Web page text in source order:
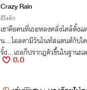
Crazy Rain
อีโรติก
เขาคือคนที่เธอหลงคลั่งไคล้ตั้ง
น...ไอลดามีวันไนท์สแตนด์กับใ
รั้ง...เธอก็ปรากฎตัวขึ้นในฐานะเ
0.0